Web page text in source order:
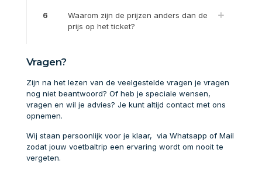
6
Waarom zijn de prijzen anders dan de
prijs op het ticket?
Vragen?
Zijn na het lezen van de veelgestelde vragen je vragen
nog niet beantwoord? Of heb je speciale wensen,
vragen en wil je advies? Je kunt altijd contact met ons
opnemen.
Wij staan persoonlijk voor je klaar, via Whatsapp of Mail
zodat jouw voetbaltrip een ervaring wordt om nooit te
vergeten.